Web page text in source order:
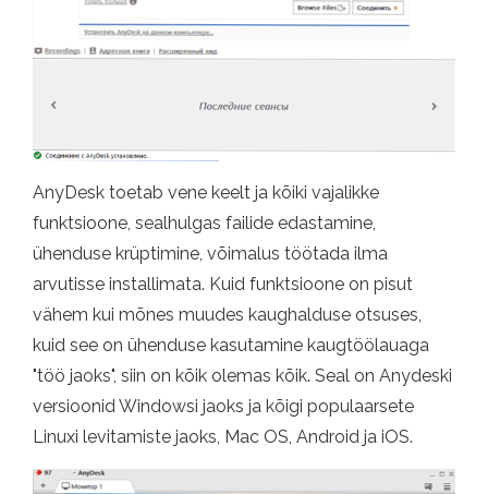
AnyDesk toetab vene keelt ja kõiki vajalikke
funktsioone, sealhulgas failide edastamine,
ühenduse krüptimine, võimalus töötada ilma
arvutisse installimata. Kuid funktsioone on pisut
vähem kui mõnes muudes kaughalduse otsuses,
kuid see on ühenduse kasutamine kaugtöölauaga
"töö jaoks", siin on kõik olemas kõik. Seal on Anydeski
versioonid Windowsi jaoks ja kõigi populaarsete
Linuxi levitamiste jaoks, Mac OS, Android ja iOS.